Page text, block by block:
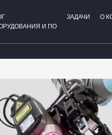
И ПО
ЗАДАЧИ О